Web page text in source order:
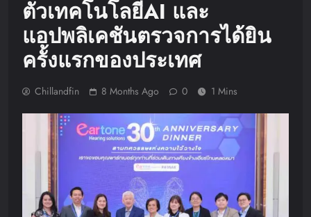
ตัวเทคโนโลยีAI และ
แอปพลิเคชันตรวจการได้ยิน
ครั้งแรกของประเทศ
Chillandfin 8 Months Ago 0 1 Mins